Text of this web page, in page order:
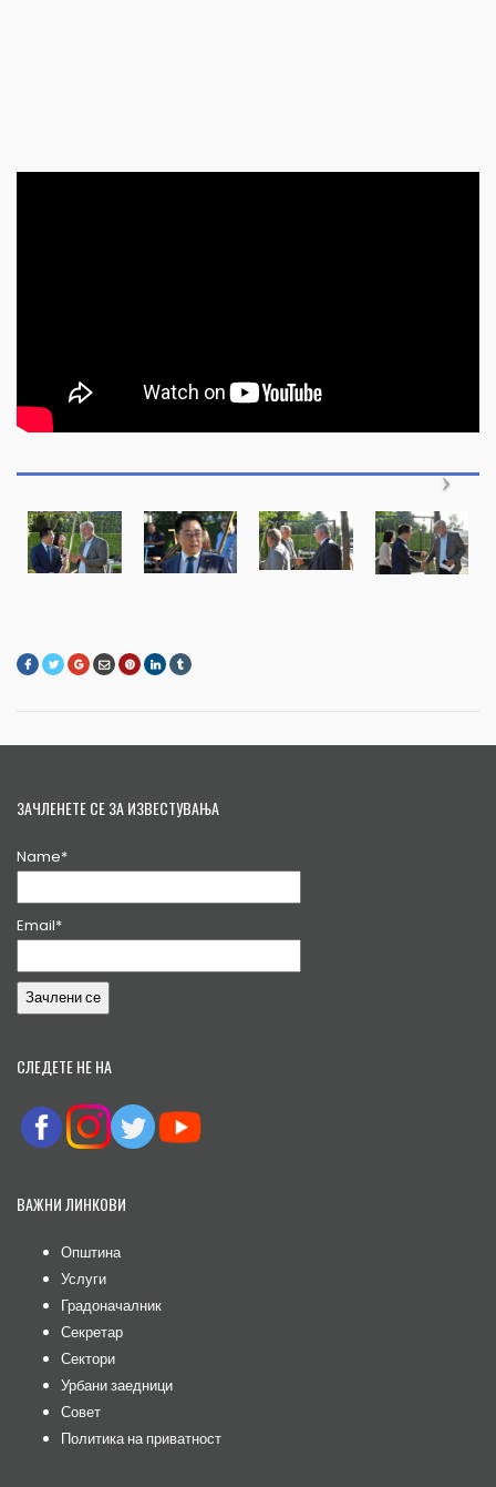
ЗАЧЛЕНЕТЕ СЕ ЗА ИЗВЕСТУВАЊА
Name*
Email*
СЛЕДЕТЕ НЕ НА
ВАЖНИ ЛИНКОВИ
Општина
Услуги
Градоначалник
Секретар
Сектори
Урбани заедници
Совет
Политика на приватност